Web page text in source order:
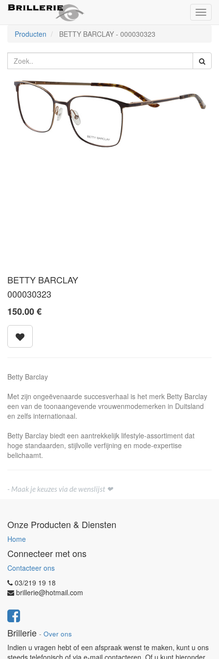
Producten
BETTY BARCLAY - 000030323
BETTY BARCLAY
000030323
150.00€
Betty Barclay
Met zijn ongeëvenaarde succesverhaal is het merk Betty Barclay
een van de toonaangevende vrouwenmodemerken in Duitsland
en zelfs internationaal.
Betty Barclay biedt een aantrekkelijk lifestyle-assortiment dat
hoge standaarden, stijlvolle verfijning en mode-expertise
belichaamt.
- Maak je keuzes via de wenslijst ❤
Onze Producten & Diensten
Home
Connecteer met ons
Contacteer ons
03/219 19 18
brillerie@hotmail.com
Brillerie - Over ons
Indien u vragen hebt of een afspraak wenst te maken, kunt u ons
steeds telefonisch of via e-mail contacteren. Of u kunt hieronder